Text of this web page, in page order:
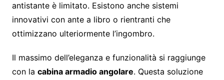
antistante è limitato. Esistono anche sistemi
innovativi con ante a libro o rientranti che
ottimizzano ulteriormente l’ingombro.
Il massimo dell’eleganza e funzionalità si raggiunge
con la cabina armadio angolare. Questa soluzione